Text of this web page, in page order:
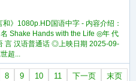
》1080p.HD国语中字 - 内容介绍：
Shake Hands with the Life ◎年 代
汉语普通话 ◎上映日期 2025-09-
超...
8 9 10 11 下一页 末页